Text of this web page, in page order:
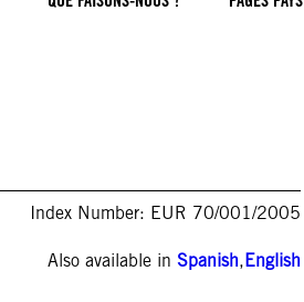
Index Number: EUR 70/001/2005
Also available inSpanish,English